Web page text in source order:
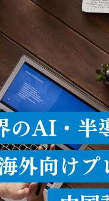
ード、長
用するこ
デバイス
まで届く